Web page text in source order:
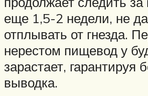
еще 1,5-2 недели, не
отплывать от гнезда.
нерестом пищевод у
зарастает, гарантируя
выводка.